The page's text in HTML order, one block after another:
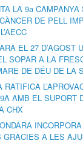
LA 9a CAMPANYA
DE PELL
EL 27 D’AGOST
SOPAR A LA
DE DÉU DE LA
RATIFICA
AMB EL SUPORT
CHX
GRÀCIES A LES